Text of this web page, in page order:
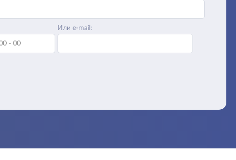
Или e-mail: